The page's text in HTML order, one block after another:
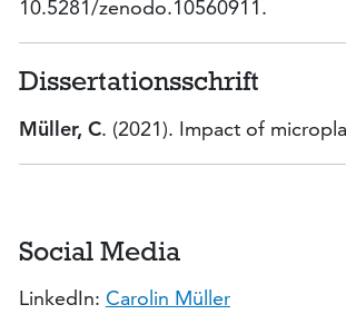
10.5281/zenodo.10560911.
Dissertationsschrift
Müller, C. (2021). Impact of
Social Media
LinkedIn: Carolin Müller